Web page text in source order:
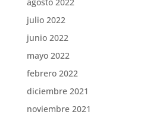
julio 2022
junio 2022
mayo 2022
febrero 2022
diciembre 2021
noviembre 2021